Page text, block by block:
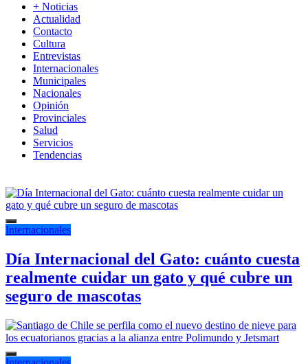
+ Noticias
Actualidad
Contacto
Cultura
Entrevistas
Internacionales
Municipales
Nacionales
Opinión
Provinciales
Salud
Servicios
Tendencias
Internacionales
Día Internacional del Gato: cuánto cuesta
realmente cuidar un gato y qué cubre un
seguro de mascotas